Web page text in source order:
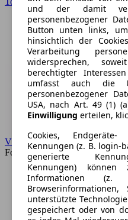
VW
Forum
und der damit
personenbezogener
Button unten links,
hinsichtlich der
Verarbeitung
widersprechen,
berechtigter
umfasst auch die
personenbezogener
USA, nach Art. 49 (1)
Einwilligung erteilen,
Cookies,
Kennungen (z. B. login-
generierte
Kennungen) können
Informationen
Browserinformationen,
unterstützte
gespeichert oder von